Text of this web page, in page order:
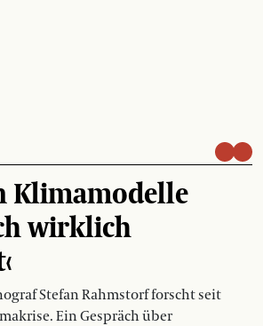
Klimamodelle
wirklich
Stefan Rahmstorf forscht seit
Ein Gespräch über